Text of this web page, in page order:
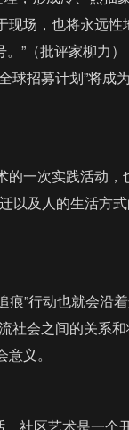
现场，也将永远性
”（批评家柳力）
球招募计划”将成
的一次实践活动，
以及人的生活方
”行动也就会沿
社会之间的关系
义。